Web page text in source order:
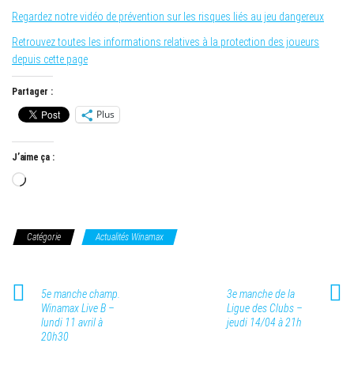
Regardez notre vidéo de prévention sur les risques liés au jeu dangereux
Retrouvez toutes les informations relatives à la protection des joueurs
depuis cette page
Partager :
Plus
J’aime ça :
Chargement…
Catégorie Actualités Winamax
5e manche champ.
Winamax Live B –
lundi 11 avril à
20h30
3e manche de la
Ligue des Clubs –
jeudi 14/04 à 21h